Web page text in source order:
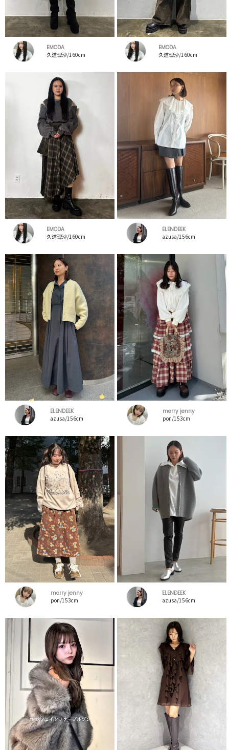
EMODA
久道理沙/160cm
EMODA
久道理沙/160cm
EMODA
久道理沙/160cm
ELENDEEK
azusa/156cm
ELENDEEK
azusa/156cm
merry jenny
pon/153cm
merry jenny
pon/153cm
ELENDEEK
azusa/156cm